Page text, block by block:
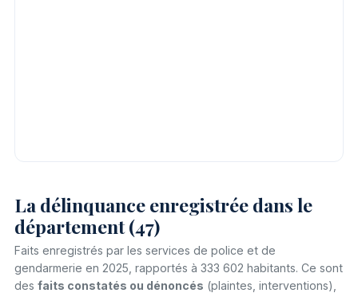
La délinquance enregistrée dans le
département (47)
Faits enregistrés par les services de police et de
gendarmerie en 2025, rapportés à 333 602 habitants. Ce sont
des faits constatés ou dénoncés (plaintes, interventions),